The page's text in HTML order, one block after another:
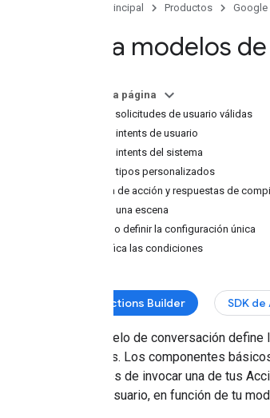
Página principal Productos
Crea modelos
En esta página
Define solicitudes de usuario válidas
Crea intents de usuario
Crea intents del sistema
Crea tipos personalizados
Lógica de acción y respuestas de
Crea una escena
Cómo definir la configuración única
Verifica las condiciones
Actions Builder SDK
Un modelo de conversación
usuarios. Los componentes
Después de invocar una de tus
con el usuario, en función de tu